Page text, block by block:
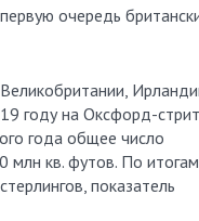
очередь
году на Оксфорд-
года общее число
млн кв. футов. По итогам
показатель